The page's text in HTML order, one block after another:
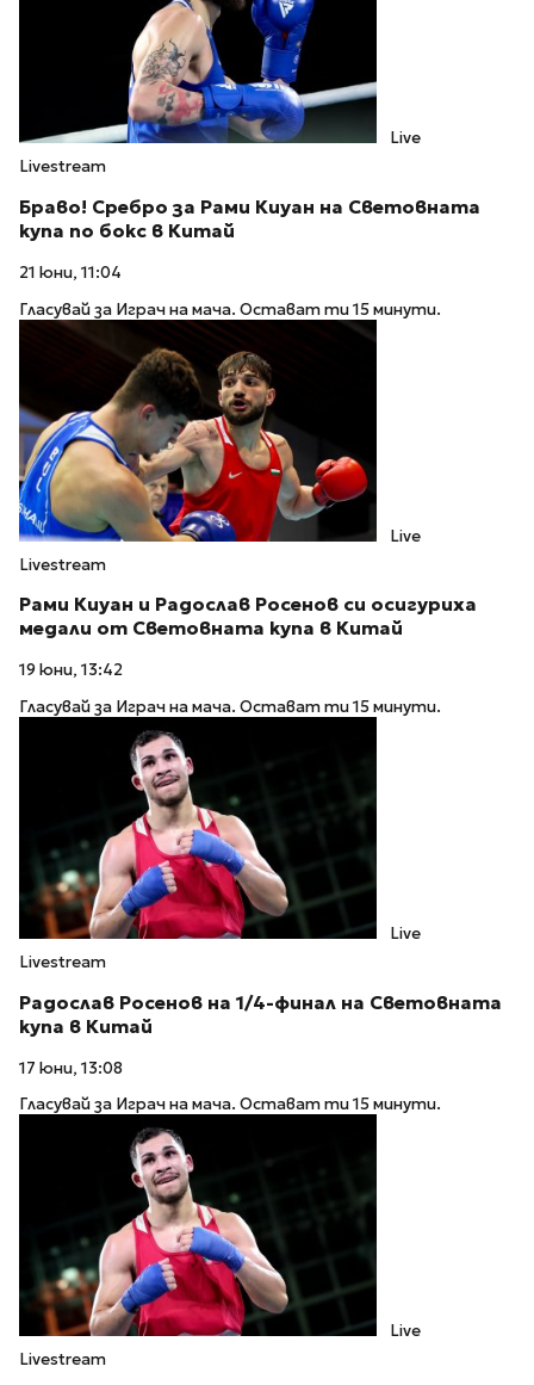
Live
Livestream
Браво! Сребро за Рами Киуан на Световната
купа по бокс в Китай
21 юни, 11:04
Гласувай за Играч на мача. Остават ти 15 минути.
Live
Livestream
Рами Киуан и Радослав Росенов си осигуриха
медали от Световната купа в Китай
19 юни, 13:42
Гласувай за Играч на мача. Остават ти 15 минути.
Live
Livestream
Радослав Росенов на 1/4-финал на Световната
купа в Китай
17 юни, 13:08
Гласувай за Играч на мача. Остават ти 15 минути.
Live
Livestream